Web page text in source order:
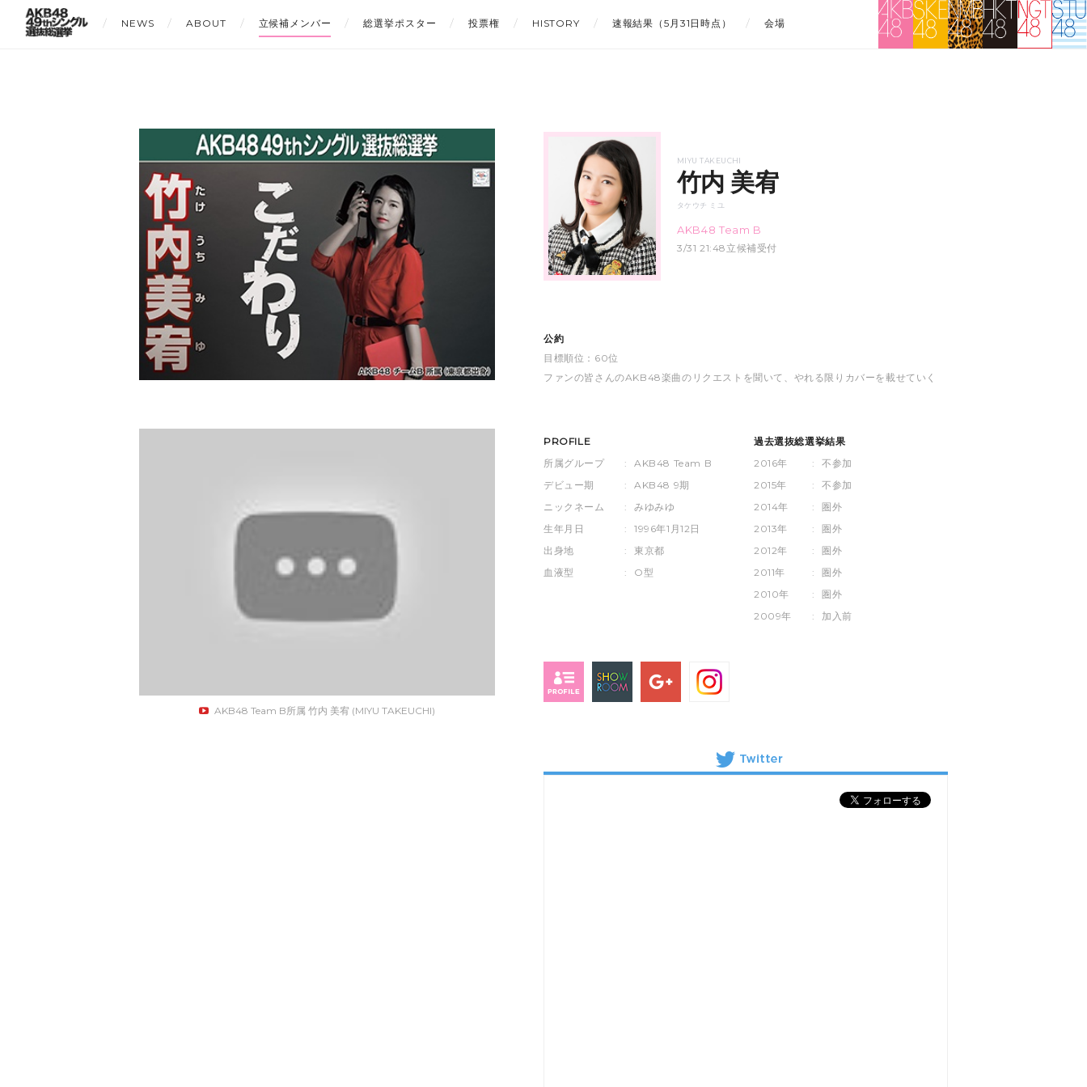
NEWS ABOUT 立候補メンバー 総選挙ポスター 投票権 HISTORY 速報結果（5月31日時点） 会場
AKB48 Team B所属 竹内 美宥 (MIYU TAKEUCHI)
MIYU TAKEUCHI
竹内 美宥
タケウチ ミユ
AKB48 Team B
3/31 21:48立候補受付
公約
目標順位：60位
ファンの皆さんのAKB48楽曲のリクエストを聞いて、やれる限りカバーを載せていく
PROFILE
所属グループ
:
AKB48 Team B
デビュー期
:
AKB48 9期
ニックネーム
:
みゆみゆ
生年月日
:
1996年1月12日
出身地
:
東京都
血液型
: O型
過去選抜総選挙結果
2016年
:
不参加
2015年
:
不参加
2014年
:
圏外
2013年
:
圏外
2012年
:
圏外
2011年
:
圏外
2010年
:
圏外
2009年
: 加入前